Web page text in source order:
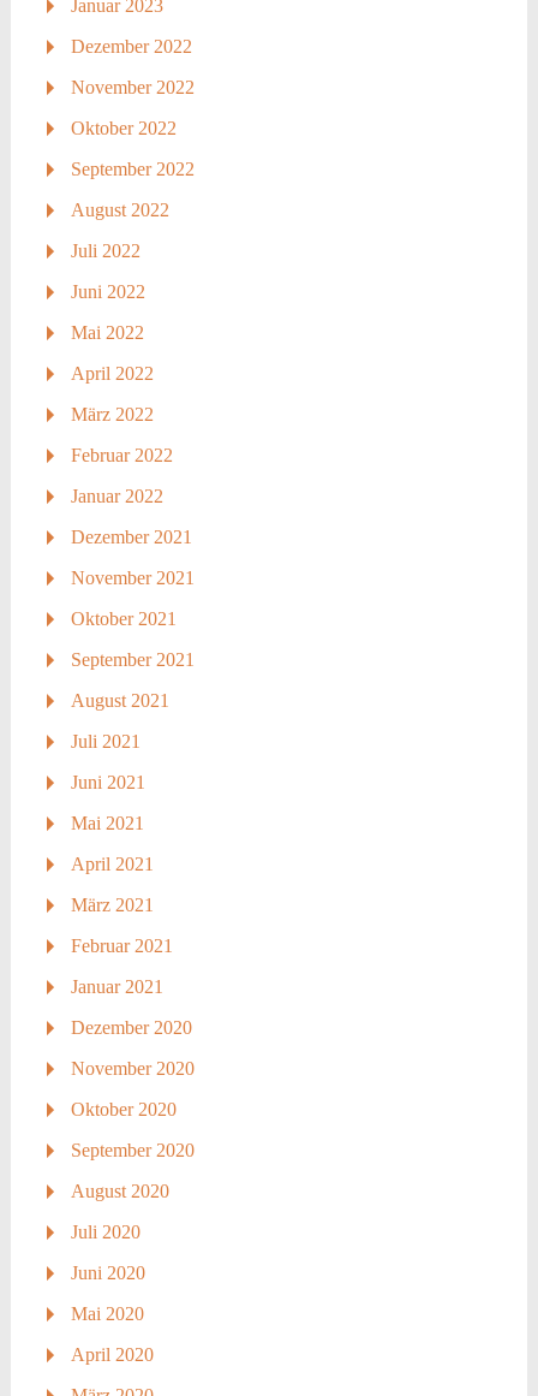
Januar 2023
Dezember 2022
November 2022
Oktober 2022
September 2022
August 2022
Juli 2022
Juni 2022
Mai 2022
April 2022
März 2022
Februar 2022
Januar 2022
Dezember 2021
November 2021
Oktober 2021
September 2021
August 2021
Juli 2021
Juni 2021
Mai 2021
April 2021
März 2021
Februar 2021
Januar 2021
Dezember 2020
November 2020
Oktober 2020
September 2020
August 2020
Juli 2020
Juni 2020
Mai 2020
April 2020